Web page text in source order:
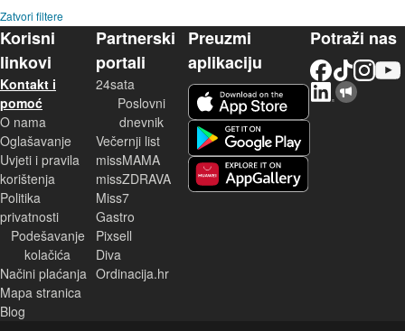
Zatvori filtere
Korisni
linkovi
Kontakt i
pomoć
O nama
Oglašavanje
Uvjeti i pravila
korištenja
Politika
privatnosti
Podešavanje
kolačića
Načini plaćanja
Mapa stranica
Blog
Partnerski
portali
24sata
Poslovni
dnevnik
Večernji list
missMAMA
missZDRAVA
Miss7
Gastro
Pixsell
Diva
Ordinacija.hr
Preuzmi
aplikaciju
Potraži nas